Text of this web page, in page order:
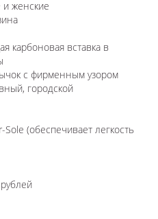
и женские
карбоновая вставка в
с фирменным узором
городской
Sole (обеспечивает легкость